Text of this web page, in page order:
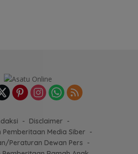
Disclaimer
Pemberitaan Media Siber
Peraturan Dewan Pers